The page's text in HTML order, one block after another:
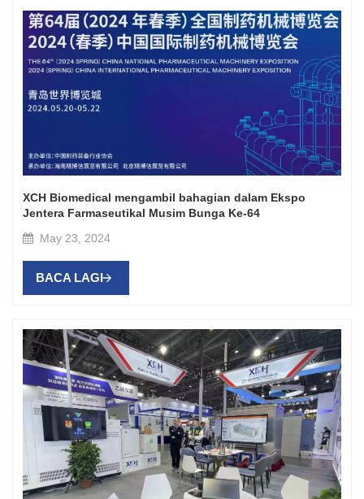
XCH Biomedical mengambil bahagian dalam Ekspo
Jentera Farmaseutikal Musim Bunga Ke-64
May 23, 2024
BACA LAGI